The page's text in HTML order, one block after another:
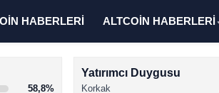
HABERLERİ ALTCOİN HABERLERİ
58,8%
Yatırımcı Duygusu
Korkak